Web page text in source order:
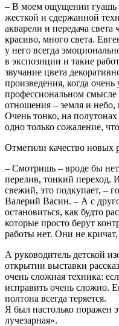
– В моем ощущении гуашь
жесткой и сдержанной
акварели и передача света
красиво, много света.
у него всегда
в экспозиции и такие
звучание цвета
произведения, когда
профессиональном смысле
отношения – земля и небо,
Очень тонко, на
одно только сожаление,
Отметили качество новых
– Смотришь – вроде бы
перелив, тонкий переход.
свежий, это подкупает, –
Валерий Васин. – А с
остановиться, как будто
которые просто берут
работы нет. Они не
А руководитель детской
открытии выставки
очень сложная техника:
исправить очень сложно.
полтона всегда теряется.
Я был настолько поражен
лучезарная».